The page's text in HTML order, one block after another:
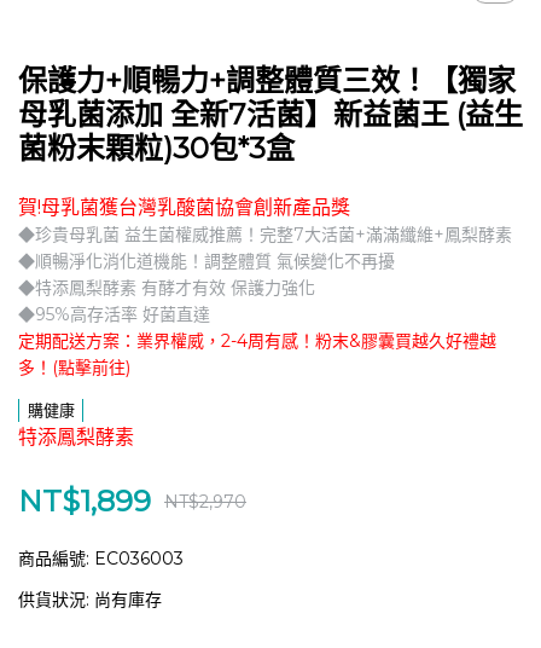
保護力+順暢力+調整體質三效！【獨家
母乳菌添加 全新7活菌】新益菌王 (益生
菌粉末顆粒)30包*3盒
賀!母乳菌獲台灣乳酸菌協會創新產品獎
◆珍貴母乳菌 益生菌權威推薦！完整7大活菌+滿滿纖維+鳳梨酵素
◆順暢淨化消化道機能！調整體質 氣候變化不再擾
◆特添鳳梨酵素 有酵才有效 保護力強化
◆95%高存活率 好菌直達
定期配送方案：業界權威，2-4周有感！粉末&膠囊買越久好禮越
多！(點擊前往)
購健康
特添鳳梨酵素
NT$1,899 NT$2,970
商品編號: EC036003
供貨狀況: 尚有庫存